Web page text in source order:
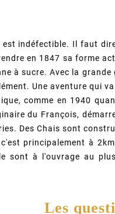
indéfectible. Il faut
en 1847 sa forme
à sucre. Avec la
Une aventure qui
comme en 1940
du François,
Des Chais sont
principalement à
sont à l'ouvrage au
Les